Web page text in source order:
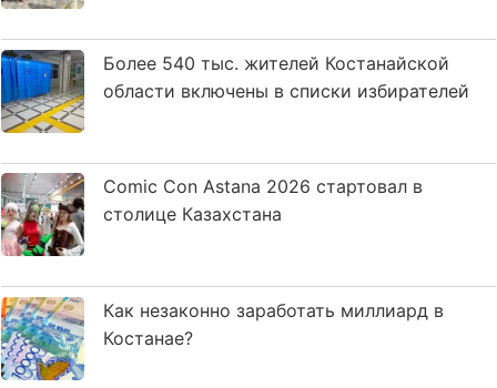
Более 540 тыс. жителей Костанайской
области включены в списки избирателей
Comic Con Astana 2026 стартовал в
столице Казахстана
Как незаконно заработать миллиард в
Костанае?